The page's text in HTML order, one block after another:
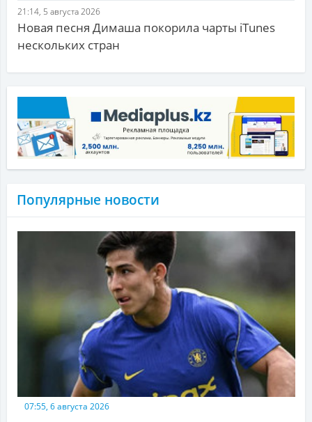
21:14, 5 августа 2026
Новая песня Димаша покорила чарты iTunes
нескольких стран
Популярные новости
07:55, 6 августа 2026